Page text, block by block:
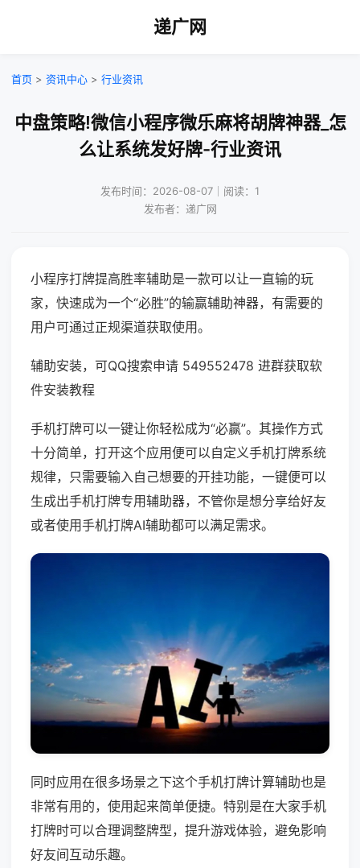
递广网
首页 > 资讯中心 > 行业资讯
中盘策略!微信小程序微乐麻将胡牌神器_怎
么让系统发好牌-行业资讯
发布时间：2026-08-07｜阅读：1
发布者：递广网
小程序打牌提高胜率辅助是一款可以让一直输的玩
家，快速成为一个“必胜”的输赢辅助神器，有需要的
用户可通过正规渠道获取使用。
辅助安装，可QQ搜索申请 549552478 进群获取软
件安装教程
手机打牌可以一键让你轻松成为“必赢”。其操作方式
十分简单，打开这个应用便可以自定义手机打牌系统
规律，只需要输入自己想要的开挂功能，一键便可以
生成出手机打牌专用辅助器，不管你是想分享给好友
或者使用手机打牌AI辅助都可以满足需求。
同时应用在很多场景之下这个手机打牌计算辅助也是
非常有用的，使用起来简单便捷。特别是在大家手机
打牌时可以合理调整牌型，提升游戏体验，避免影响
好友间互动乐趣。